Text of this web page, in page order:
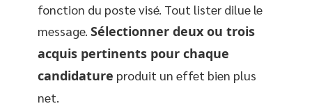
fonction du poste visé. Tout lister dilue le
message. Sélectionner deux ou trois
acquis pertinents pour chaque
candidature produit un effet bien plus
net.